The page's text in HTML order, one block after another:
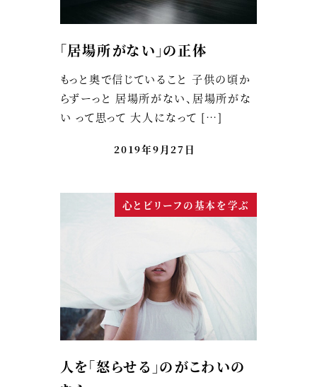
「居場所がない」の正体
もっと奥で信じていること 子供の頃か
らずーっと 居場所がない、居場所がな
い って思って 大人になって […]
2019年9月27日
心とビリーフの基本を学ぶ
人を「怒らせる」のがこわいの